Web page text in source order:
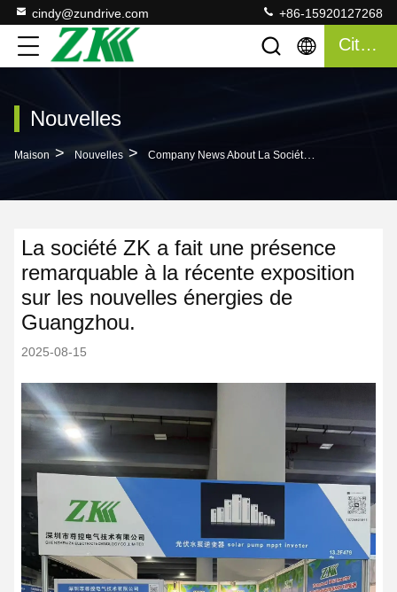
cindy@zundrive.com +86-15920127268
Citation
Nouvelles
Maison > Nouvelles > Company News About La Société ZK A Fait Une Présence Remarquable À La Récente Exposition Sur Les Nouvelles Énergies De Guangzhou.
La société ZK a fait une présence
remarquable à la récente exposition
sur les nouvelles énergies de
Guangzhou.
2025-08-15